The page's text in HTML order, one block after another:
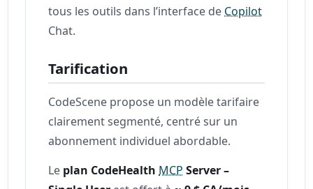
tous les outils dans l’interface de Copilot
Chat.
Tarification
CodeScene propose un modèle tarifaire
clairement segmenté, centré sur un
abonnement individuel abordable.
Le plan CodeHealth MCP Server –